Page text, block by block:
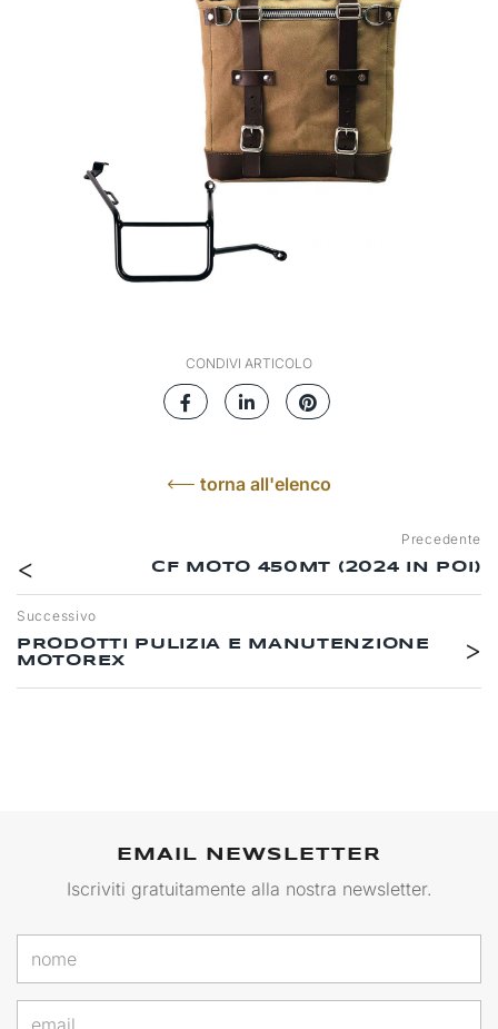
CONDIVI ARTICOLO
torna all'elenco
Precedente
CF MOTO 450MT (2024 IN POI)
Successivo
PRODOTTI PULIZIA E MANUTENZIONE
MOTOREX
EMAIL NEWSLETTER
Iscriviti gratuitamente alla nostra newsletter.